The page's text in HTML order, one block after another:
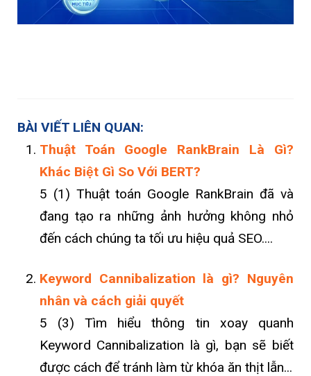
BÀI VIẾT LIÊN QUAN:
Thuật Toán Google RankBrain Là Gì?
Khác Biệt Gì So Với BERT?
5 (1) Thuật toán Google RankBrain đã và
đang tạo ra những ảnh hưởng không nhỏ
đến cách chúng ta tối ưu hiệu quả SEO....
Keyword Cannibalization là gì? Nguyên
nhân và cách giải quyết
5 (3) Tìm hiểu thông tin xoay quanh
Keyword Cannibalization là gì, bạn sẽ biết
được cách để tránh làm từ khóa ăn thịt lẫn...